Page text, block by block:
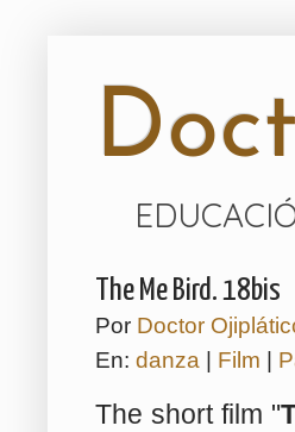
The Me Bird. 18bis
Por Doctor
En: danza Film
The short film "